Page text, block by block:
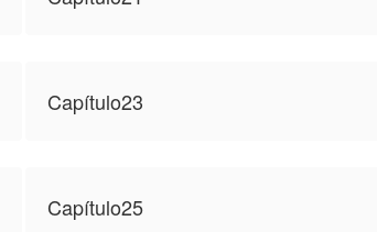
Capítulo23
Capítulo25